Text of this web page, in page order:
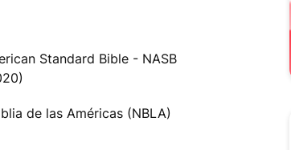
Standard Bible - NASB
de las Américas (NBLA)